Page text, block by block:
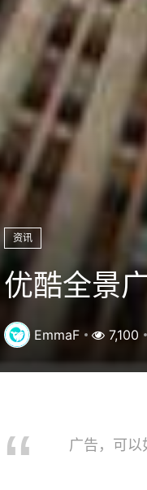
资讯
优酷全景
EmmaF 7,100
广告，可以